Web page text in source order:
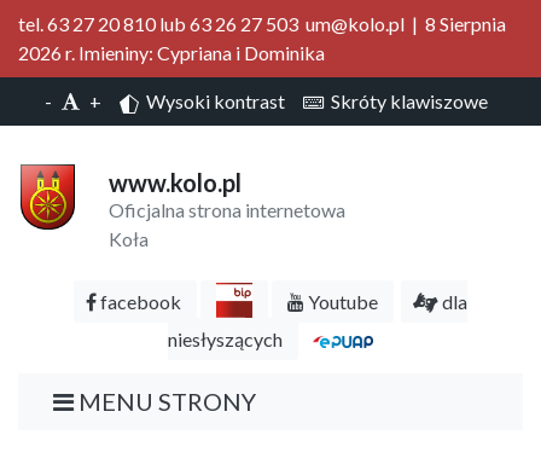
tel. 63 27 20 810 lub 63 26 27 503 um@kolo.pl | 8 Sierpnia
2026 r. Imieniny: Cypriana i Dominika
- + Wysoki kontrast Skróty klawiszowe
www.kolo.pl
Oficjalna strona internetowa
Koła
facebook Youtube
dla
niesłyszących
MENU STRONY